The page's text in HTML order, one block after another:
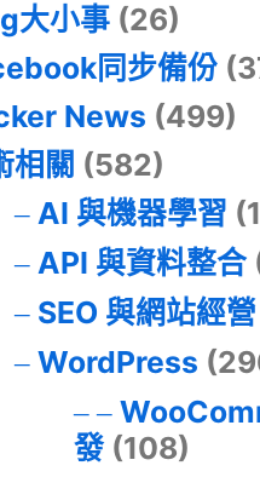
大小事 (26)
同步備份
News (499)
相關 (582)
AI 與機器學習
API 與資料整合
SEO 與網站經營
WordPress
發(108)